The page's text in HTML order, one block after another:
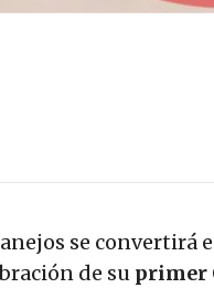
se convertirá
de su primer